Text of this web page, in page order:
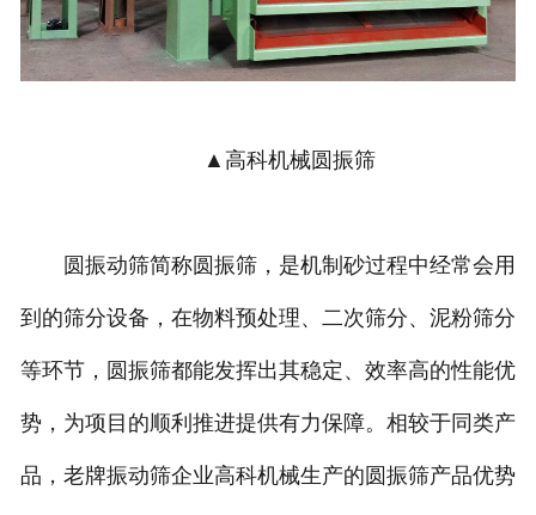
▲高科机械圆振筛
圆振动筛简称圆振筛，是机制砂过程中经常会用
到的筛分设备，在物料预处理、二次筛分、泥粉筛分
等环节，圆振筛都能发挥出其稳定、效率高的性能优
势，为项目的顺利推进提供有力保障。相较于同类产
品，老牌振动筛企业高科机械生产的圆振筛产品优势